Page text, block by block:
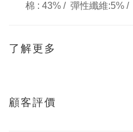
棉 : 43% / 彈性纖維:5% /
了解更多
顧客評價